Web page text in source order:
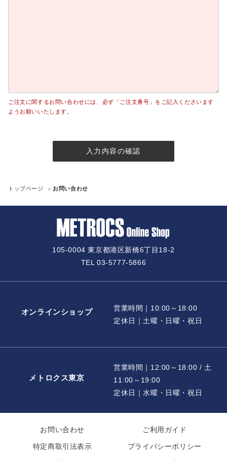
ご注文に関するお問い合わせには、必ず「ご注文番号」をご記入くださいます
ようお願いいたします。
入力内容の確認
トップページ お問い合わせ
105-0004 東京都港区新橋6丁目18-2
TEL 03-5777-5866
オンラインショップ
営業時間｜10:00～18:00
定休日｜土曜・日曜・祝日
メトロクス東京
営業時間｜12:00～18:00 / 土
11:00～19:00
定休日｜水曜・日曜・祝日
お問い合わせ ご利用ガイド
特定商取引法表示 プライバシーポリシー